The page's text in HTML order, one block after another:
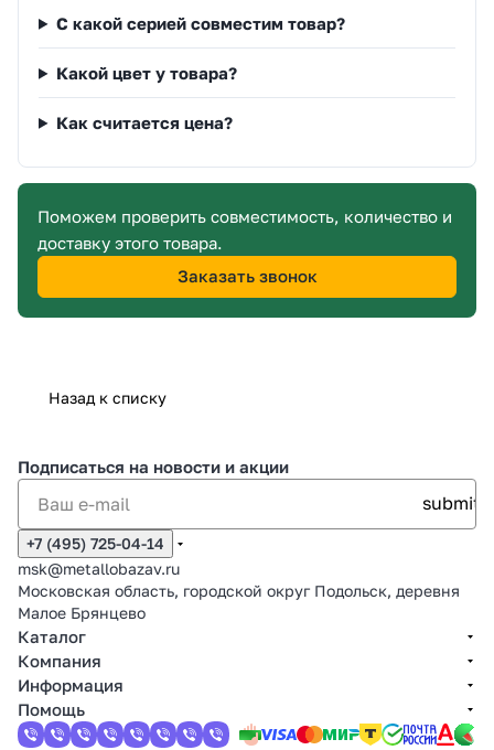
С какой серией совместим товар?
Какой цвет у товара?
Как считается цена?
Поможем проверить совместимость, количество и
доставку этого товара.
Заказать звонок
Назад к списку
Подписаться на новости и акции
+7 (495) 725-04-14
msk@metallobazav.ru
Московская область, городской округ Подольск, деревня
Малое Брянцево
Каталог
Компания
Информация
Помощь